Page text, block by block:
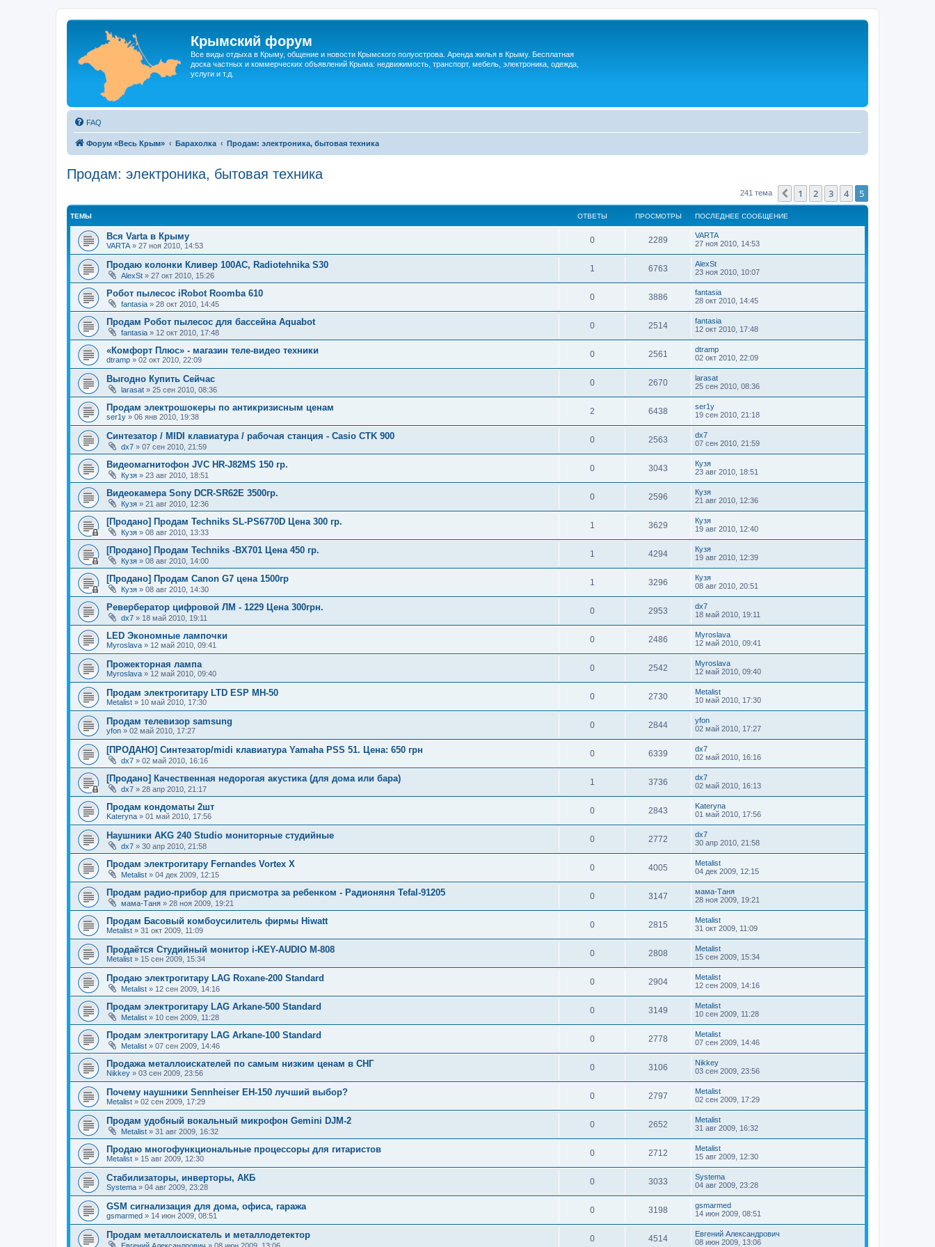
Крымский форум
Все виды отдыха в Крыму, общение и новости Крымского полуострова. Аренда жилья в Крыму. Бесплатная
доска частных и коммерческих объявлений Крыма: недвижимость, транспорт, мебель, электроника, одежда,
услуги и т.д.
FAQ
Форум «Весь Крым» Барахолка Продам: электроника, бытовая техника
Продам: электроника, бытовая техника
241 тема Пред.
1 2 3 4 5
ТЕМЫ ОТВЕТЫ ПРОСМОТРЫ ПОСЛЕДНЕЕ СООБЩЕНИЕ
Вся Varta в Крыму
VARTA » 27 ноя 2010, 14:53
0 2289
VARTA
27 ноя 2010, 14:53
Продаю колонки Кливер 100АС, Radiotehnika S30
AlexSt » 27 окт 2010, 15:26
1 6763
AlexSt
23 ноя 2010, 10:07
Робот пылесос iRobot Roomba 610
fantasia » 28 окт 2010, 14:45
0 3886
fantasia
28 окт 2010, 14:45
Продам Робот пылесос для бассейна Aquabot
fantasia » 12 окт 2010, 17:48
0 2514
fantasia
12 окт 2010, 17:48
«Комфорт Плюс» - магазин теле-видео техники
dtramp » 02 окт 2010, 22:09
0 2561
dtramp
02 окт 2010, 22:09
Выгодно Купить Сейчас
larasat » 25 сен 2010, 08:36
0 2670
larasat
25 сен 2010, 08:36
Продам электрошокеры по антикризисным ценам
ser1y » 06 янв 2010, 19:38
2 6438
ser1y
19 сен 2010, 21:18
Синтезатор / MIDI клавиатура / рабочая станция - Casio CTK 900
dx7 » 07 сен 2010, 21:59
0 2563
dx7
07 сен 2010, 21:59
Видеомагнитофон JVC HR-J82MS 150 гр.
Кузя » 23 авг 2010, 18:51
0 3043
Кузя
23 авг 2010, 18:51
Видеокамера Sony DCR-SR62E 3500гр.
Кузя » 21 авг 2010, 12:36
0 2596
Кузя
21 авг 2010, 12:36
[Продано] Продам Techniks SL-PS6770D Цена 300 гр.
Кузя » 08 авг 2010, 13:33
1 3629
Кузя
19 авг 2010, 12:40
[Продано] Продам Techniks -BX701 Цена 450 гр.
Кузя » 08 авг 2010, 14:00
1 4294
Кузя
19 авг 2010, 12:39
[Продано] Продам Canon G7 цена 1500гр
Кузя » 08 авг 2010, 14:30
1 3296
Кузя
08 авг 2010, 20:51
Ревербератор цифровой ЛМ - 1229 Цена 300грн.
dx7 » 18 май 2010, 19:11
0 2953
dx7
18 май 2010, 19:11
LED Экономные лампочки
Myroslava » 12 май 2010, 09:41
0 2486
Myroslava
12 май 2010, 09:41
Прожекторная лампа
Myroslava » 12 май 2010, 09:40
0 2542
Myroslava
12 май 2010, 09:40
Продам электрогитару LTD ESP MH-50
Metalist » 10 май 2010, 17:30
0 2730
Metalist
10 май 2010, 17:30
Продам телевизор samsung
yfon » 02 май 2010, 17:27
0 2844
yfon
02 май 2010, 17:27
[ПРОДАНО] Синтезатор/midi клавиатура Yamaha PSS 51. Цена: 650 грн
dx7 » 02 май 2010, 16:16
0 6339
dx7
02 май 2010, 16:16
[Продано] Качественная недорогая акустика (для дома или бара)
dx7 » 28 апр 2010, 21:17
1 3736
dx7
02 май 2010, 16:13
Продам кондоматы 2шт
Kateryna » 01 май 2010, 17:56
0 2843
Kateryna
01 май 2010, 17:56
Наушники AKG 240 Studio мониторные студийные
dx7 » 30 апр 2010, 21:58
0 2772
dx7
30 апр 2010, 21:58
Продам электрогитару Fernandes Vortex X
Metalist » 04 дек 2009, 12:15
0 4005
Metalist
04 дек 2009, 12:15
Продам радио-прибор для присмотра за ребенком - Радионяня Tefal-91205
мама-Таня » 28 ноя 2009, 19:21
0 3147
мама-Таня
28 ноя 2009, 19:21
Продам Басовый комбоусилитель фирмы Hiwatt
Metalist » 31 окт 2009, 11:09
0 2815
Metalist
31 окт 2009, 11:09
Продаётся Студийный монитор i-KEY-AUDIO M-808
Metalist » 15 сен 2009, 15:34
0 2808
Metalist
15 сен 2009, 15:34
Продаю электрогитару LAG Roxane-200 Standard
Metalist » 12 сен 2009, 14:16
0 2904
Metalist
12 сен 2009, 14:16
Продам электрогитару LAG Arkane-500 Standard
Metalist » 10 сен 2009, 11:28
0 3149
Metalist
10 сен 2009, 11:28
Продам электрогитару LAG Arkane-100 Standard
Metalist » 07 сен 2009, 14:46
0 2778
Metalist
07 сен 2009, 14:46
Продажа металлоискателей по самым низким ценам в СНГ
Nikkey » 03 сен 2009, 23:56
0 3106
Nikkey
03 сен 2009, 23:56
Почему наушники Sennheiser EH-150 лучший выбор?
Metalist » 02 сен 2009, 17:29
0 2797
Metalist
02 сен 2009, 17:29
Продам удобный вокальный микрофон Gemini DJM-2
Metalist » 31 авг 2009, 16:32
0 2652
Metalist
31 авг 2009, 16:32
Продаю многофункциональные процессоры для гитаристов
Metalist » 15 авг 2009, 12:30
0 2712
Metalist
15 авг 2009, 12:30
Стабилизаторы, инверторы, АКБ
Systema » 04 авг 2009, 23:28
0 3033
Systema
04 авг 2009, 23:28
GSM сигнализация для дома, офиса, гаража
gsmarmed » 14 июн 2009, 08:51
0 3198
gsmarmed
14 июн 2009, 08:51
Продам металлоискатель и металлодетектор 0 4514
Евгений Александрович
08 июн 2009, 13:06